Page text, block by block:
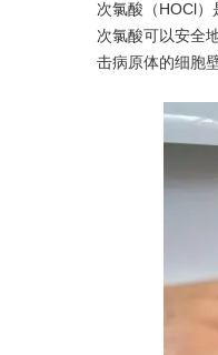
次氯酸（HOCl
次氯酸可以安全
击病原体的细胞